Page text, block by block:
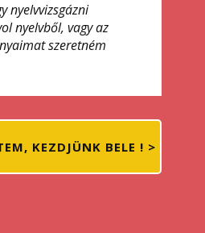
nyelvvizsgázni
nyelvből, vagy az
szeretném
KEZDJÜNK BELE ! >